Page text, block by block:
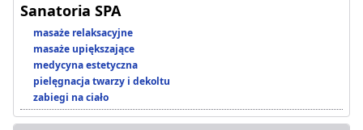
Sanatoria SPA
masaże relaksacyjne
masaże upiększające
medycyna estetyczna
pielęgnacja twarzy i dekoltu
zabiegi na ciało